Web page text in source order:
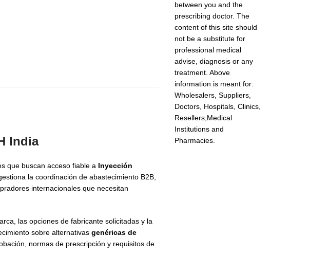
India
que buscan acceso fiable a Inyección
la coordinación de abastecimiento B2B,
internacionales que necesitan
las opciones de fabricante solicitadas y la
sobre alternativas genéricas de
normas de prescripción y requisitos de
between you and the
prescribing doctor. The
content of this site should
not be a substitute for
professional medical
advise, diagnosis or any
treatment. Above
information is meant for:
Wholesalers, Suppliers,
Doctors, Hospitals, Clinics,
Resellers,Medical
Institutions and
Pharmacies.